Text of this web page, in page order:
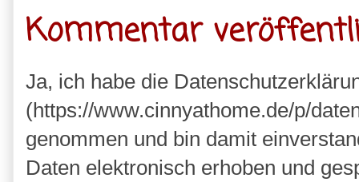
Kommentar
Ja, ich habe die
(https://www.cinnyathome.de/p/
genommen und bin damit
Daten elektronisch erhoben und